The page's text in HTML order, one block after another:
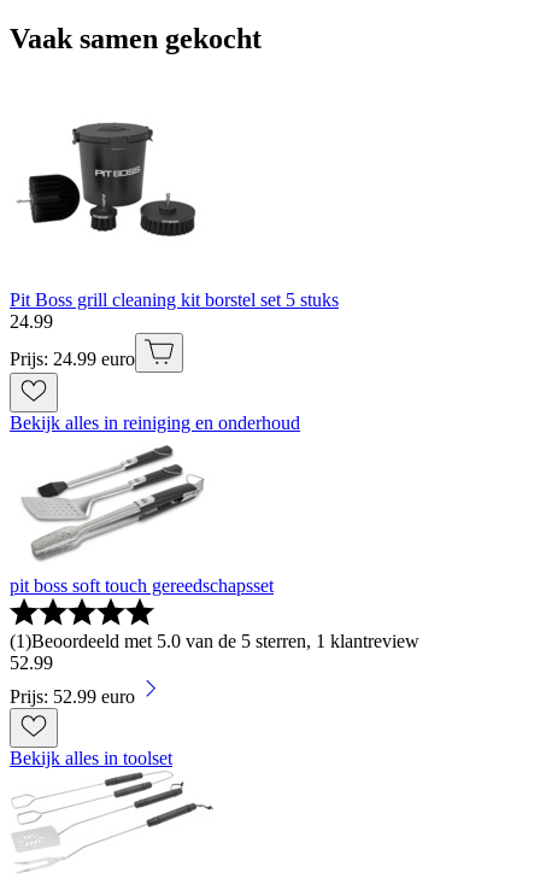
Vaak samen gekocht
Pit Boss grill cleaning kit borstel set 5 stuks
24.99
Prijs: 24.99 euro
Bekijk alles in reiniging en onderhoud
pit boss soft touch gereedschapsset
(1)Beoordeeld met 5.0 van de 5 sterren, 1 klantreview
52.99
Prijs: 52.99 euro
Bekijk alles in toolset